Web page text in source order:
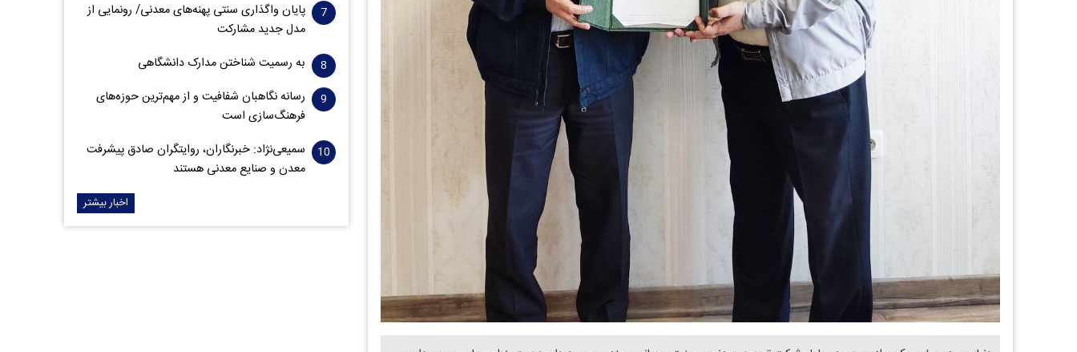
پایان واگذاری‌ سنتی پهنه‌های معدنی/ رونمایی از
مدل جدید مشارکت
به رسمیت شناختن مدارک دانشگاهی
رسانه نگاهبان شفافیت و از مهم‌ترین حوزه‌های
فرهنگ‌سازی است
سمیعی‌نژاد: خبرنگاران، روایتگران صادق پیشرفت
معدن و صنایع معدنی هستند
اخبار بیشتر